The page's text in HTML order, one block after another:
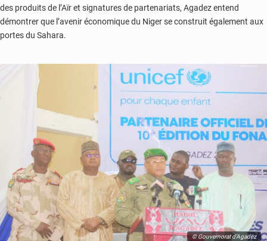
des produits de l’Aïr et signatures de partenariats, Agadez entend
démontrer que l’avenir économique du Niger se construit également aux
portes du Sahara.
© Gouvernorat d'Agadez